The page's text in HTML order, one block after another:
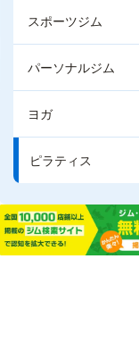
スポーツジム
パーソナルジム
ヨガ
ピラティス